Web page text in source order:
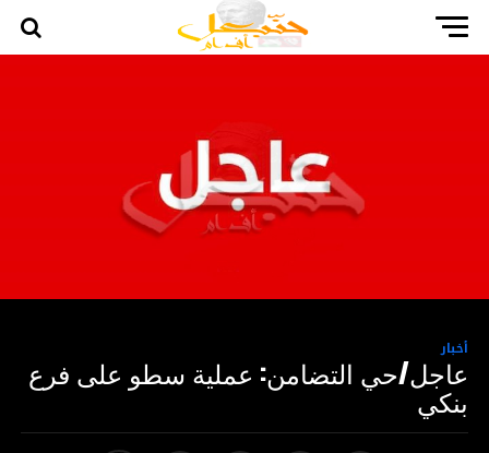
أخبار
عاجل/حي التضامن: عملية سطو على فرع
بنكي